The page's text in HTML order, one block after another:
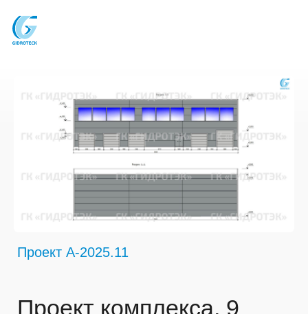
Проект комплекса, 9
постов, включая
Проект A-2025.11